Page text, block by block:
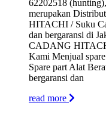
62202518
merupakan
HITACHI / Suku
dan bergaransi di
CADANG
Kami Menjual
Spare part Alat
bergaransi dan
read more